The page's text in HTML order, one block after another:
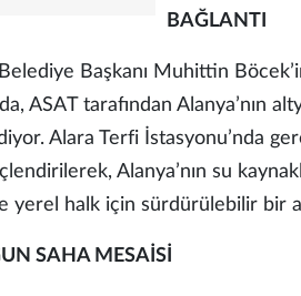
BAĞLANTI
Başkanı Muhittin
ASAT tarafından Alanya’nın
Alara Terfi İstasyonu’nda
Alanya’nın su
yerel halk için sürdürülebilir bir
SAHA MESAİSİ